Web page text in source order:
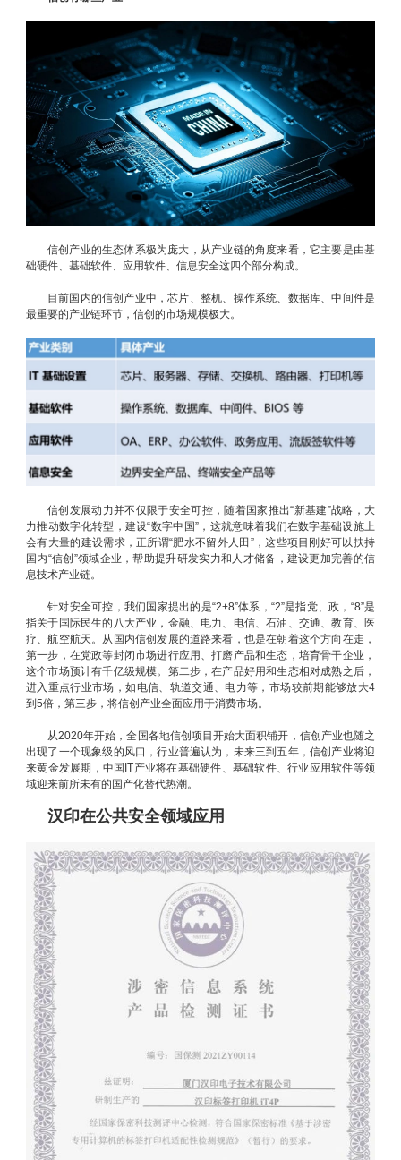
信创产业的生态体系极为庞大，从产业链的角度来看，它主要是由基
础硬件、基础软件、应用软件、信息安全这四个部分构成。
目前国内的信创产业中，芯片、整机、操作系统、数据库、中间件是
最重要的产业链环节，信创的市场规模极大。
信创发展动力并不仅限于安全可控，随着国家推出“新基建”战略，大
力推动数字化转型，建设“数字中国”，这就意味着我们在数字基础设施上
会有大量的建设需求，正所谓“肥水不留外人田”，这些项目刚好可以扶持
国内“信创”领域企业，帮助提升研发实力和人才储备，建设更加完善的信
息技术产业链。
针对安全可控，我们国家提出的是“2+8”体系，“2”是指党、政，“8”是
指关于国际民生的八大产业，金融、电力、电信、石油、交通、教育、医
疗、航空航天。从国内信创发展的道路来看，也是在朝着这个方向在走，
第一步，在党政等封闭市场进行应用、打磨产品和生态，培育骨干企业，
这个市场预计有千亿级规模。第二步，在产品好用和生态相对成熟之后，
进入重点行业市场，如电信、轨道交通、电力等，市场较前期能够放大4
到5倍，第三步，将信创产业全面应用于消费市场。
从2020年开始，全国各地信创项目开始大面积铺开，信创产业也随之
出现了一个现象级的风口，行业普遍认为，未来三到五年，信创产业将迎
来黄金发展期，中国IT产业将在基础硬件、基础软件、行业应用软件等领
域迎来前所未有的国产化替代热潮。
汉印在公共安全领域应用